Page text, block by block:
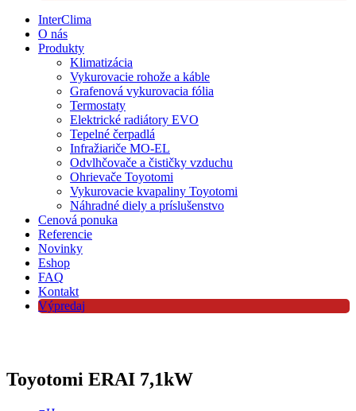
InterClima
O nás
Produkty
Klimatizácia
Vykurovacie rohože a káble
Grafenová vykurovacia fólia
Termostaty
Elektrické radiátory EVO
Tepelné čerpadlá
Infražiariče MO-EL
Odvlhčovače a čističky vzduchu
Ohrievače Toyotomi
Vykurovacie kvapaliny Toyotomi
Náhradné diely a príslušenstvo
Cenová ponuka
Referencie
Novinky
Eshop
FAQ
Kontakt
Výpredaj
Toyotomi ERAI 7,1kW